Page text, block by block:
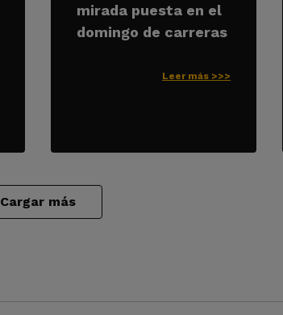
mirada puesta en el
domingo de carreras
Leer más >>>
Cargar más